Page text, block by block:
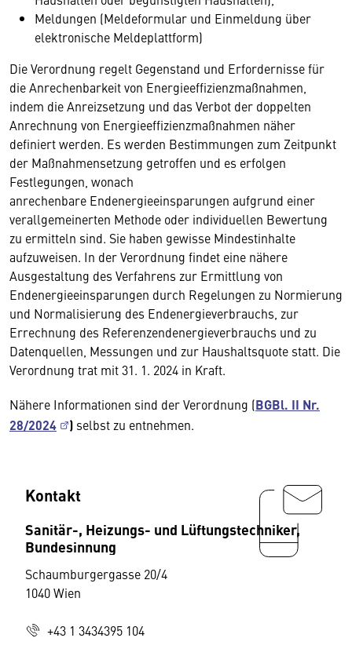
Meldungen (Meldeformular und Einmeldung über
elektronische Meldeplattform)
Die Verordnung regelt Gegenstand und Erfordernisse für
die Anrechenbarkeit von Energieeffizienzmaßnahmen,
indem die Anreizsetzung und das Verbot der doppelten
Anrechnung von Energieeffizienzmaßnahmen näher
definiert werden. Es werden Bestimmungen zum Zeitpunkt
der Maßnahmensetzung getroffen und es erfolgen
Festlegungen, wonach
anrechenbare Endenergieeinsparungen aufgrund einer
verallgemeinerten Methode oder individuellen Bewertung
zu ermitteln sind. Sie haben gewisse Mindestinhalte
aufzuweisen. In der Verordnung findet eine nähere
Ausgestaltung des Verfahrens zur Ermittlung von
Endenergieeinsparungen durch Regelungen zu Normierung
und Normalisierung des Endenergieverbrauchs, zur
Errechnung des Referenzendenergieverbrauchs und zu
Datenquellen, Messungen und zur Haushaltsquote statt. Die
Verordnung trat mit 31. 1. 2024 in Kraft.
Nähere Informationen sind der Verordnung (BGBl. II Nr.
28/2024
) selbst zu entnehmen.
Kontakt
Sanitär-, Heizungs- und Lüftungstechniker,
Bundesinnung
Schaumburgergasse 20/4
1040 Wien
+43 1 3434395 104